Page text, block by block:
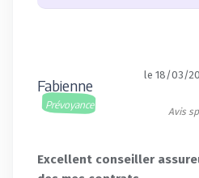
Fabienne
Prévoyance
le 18/03/
Avis
Excellent conseiller